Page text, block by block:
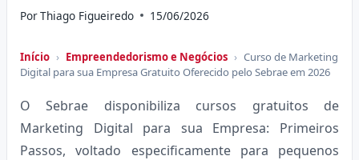
PorThiago Figueiredo 15/06/2026
Início › Empreendedorismo e Negócios › Curso de Marketing
Digital para sua Empresa Gratuito Oferecido pelo Sebrae em 2026
O Sebrae disponibiliza cursos gratuitos de
Marketing Digital para sua Empresa: Primeiros
Passos, voltado especificamente para pequenos